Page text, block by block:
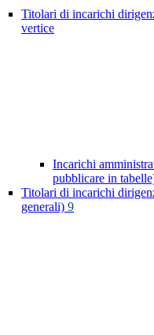
Titolari di incarichi
vertice
Incarichi
pubblicare in
Titolari di incarichi
generali) 9